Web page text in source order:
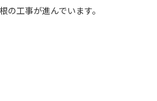
の工事が進んでいます。